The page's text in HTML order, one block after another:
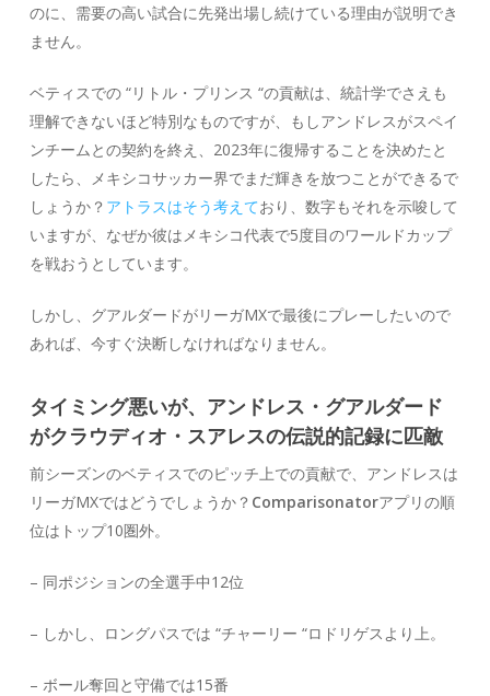
のに、需要の高い試合に先発出場し続けている理由が説明でき
ません。
ベティスでの “リトル・プリンス “の貢献は、統計学でさえも
理解できないほど特別なものですが、もしアンドレスがスペイ
ンチームとの契約を終え、2023年に復帰することを決めたと
したら、メキシコサッカー界でまだ輝きを放つことができるで
しょうか？ アトラスはそう考えており、数字もそれを示唆して
いますが、なぜか彼はメキシコ代表で5度目のワールドカップ
を戦おうとしています。
しかし、グアルダードがリーガMXで最後にプレーしたいので
あれば、今すぐ決断しなければなりません。
タイミング悪いが、アンドレス・グアルダード
がクラウディオ・スアレスの伝説的記録に匹敵
前シーズンのベティスでのピッチ上での貢献で、アンドレスは
リーガMXではどうでしょうか？ Comparisonatorアプリの順
位はトップ10圏外。
– 同ポジションの全選手中12位
– しかし、ロングパスでは “チャーリー “ロドリゲスより上。
– ボール奪回と守備では15番